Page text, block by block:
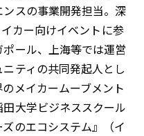
スの事業開発担当。深
カー向けイベントに参
ール、上海等では運営
ティの共同発起人とし
メイカームーブメント
大学ビジネススクール
のエコシステム』（イ